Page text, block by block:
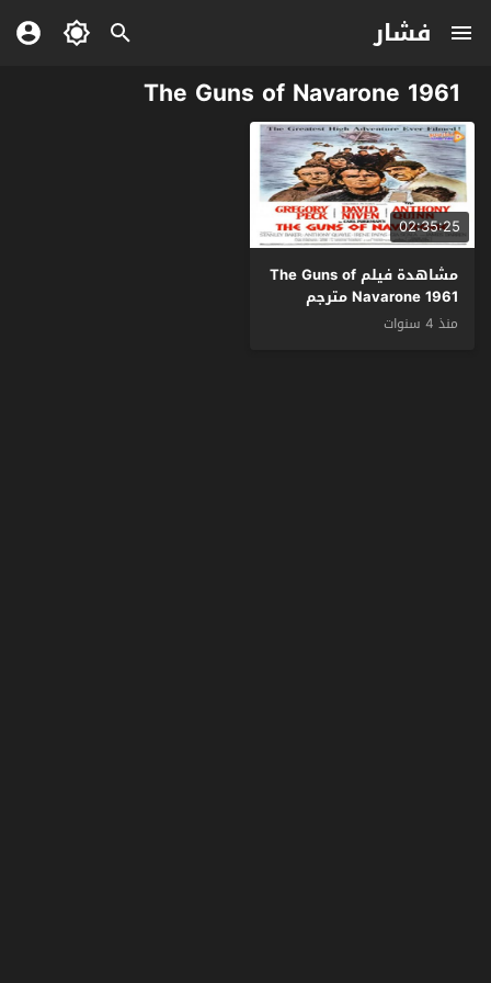
فشار
The Guns of Navarone 1961
02:35:25
مشاهدة فيلم The Guns of
Navarone 1961 مترجم
منذ 4 سنوات